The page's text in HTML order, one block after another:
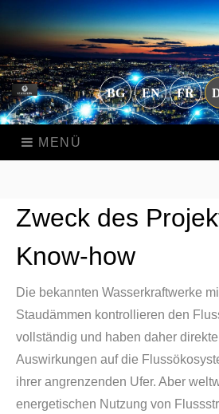
BG EN FR
MENÜ
Zweck des
Know-how
Die bekannten Wasserkraftwerke
Staudämmen kontrollieren den
vollständig und haben daher
Auswirkungen auf die
ihrer angrenzenden Ufer. Aber
energetischen Nutzung von